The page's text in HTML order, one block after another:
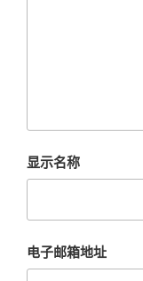
显示名称
电子邮箱地址